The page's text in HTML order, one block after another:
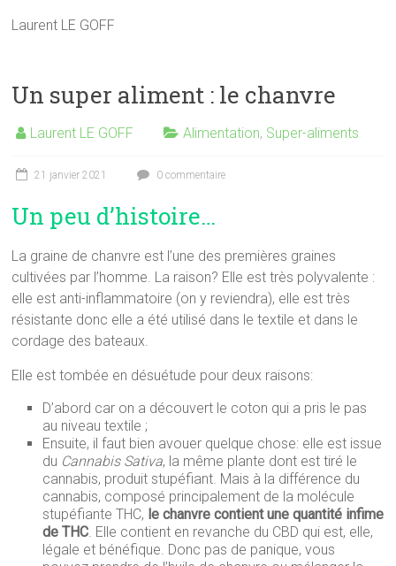
Laurent LE GOFF
Un super aliment : le chanvre
Laurent LE GOFF Alimentation, Super-aliments
21 janvier 2021 0 commentaire
Un peu d’histoire…
La graine de chanvre est l’une des premières graines
cultivées par l’homme. La raison? Elle est très polyvalente :
elle est anti-inflammatoire (on y reviendra), elle est très
résistante donc elle a été utilisé dans le textile et dans le
cordage des bateaux.
Elle est tombée en désuétude pour deux raisons:
D’abord car on a découvert le coton qui a pris le pas
au niveau textile ;
Ensuite, il faut bien avouer quelque chose: elle est issue
du Cannabis Sativa, la même plante dont est tiré le
cannabis, produit stupéfiant. Mais à la différence du
cannabis, composé principalement de la molécule
stupéfiante THC, le chanvre contient une quantité infime
de THC. Elle contient en revanche du CBD qui est, elle,
légale et bénéfique. Donc pas de panique, vous